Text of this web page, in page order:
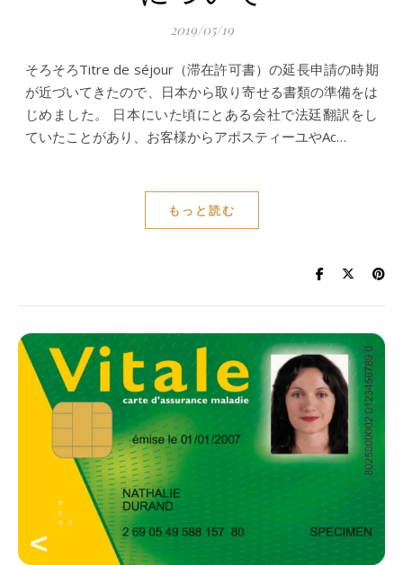
2019/05/19
そろそろTitre de séjour（滞在許可書）の延長申請の時期
が近づいてきたので、日本から取り寄せる書類の準備をは
じめました。 日本にいた頃にとある会社で法廷翻訳をし
ていたことがあり、お客様からアポスティーユやAc…
もっと読む